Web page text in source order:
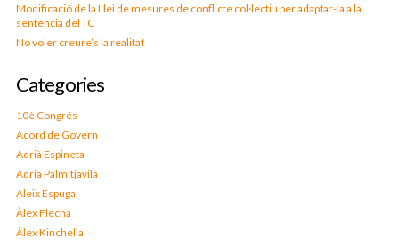
Modificació de la Llei de mesures de conflicte col·lectiu per adaptar-la a la
sentència del TC
No voler creure’s la realitat
Categories
10è Congrés
Acord de Govern
Adrià Espineta
Adrià Palmitjavila
Aleix Espuga
Àlex Flecha
Àlex Kinchella